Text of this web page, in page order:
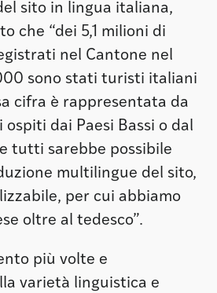
sito in lingua italiana,
che “dei 5,1 milioni di
nel Cantone nel
sono stati turisti italiani
cifra è rappresentata da
dai Paesi Bassi o dal
tutti sarebbe possibile
multilingue del sito,
per cui abbiamo
oltre al tedesco”.
più volte e
varietà linguistica e